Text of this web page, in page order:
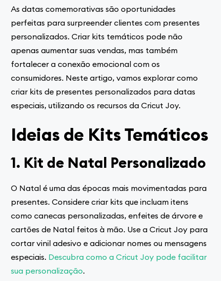
As datas comemorativas são oportunidades
perfeitas para surpreender clientes com presentes
personalizados. Criar kits temáticos pode não
apenas aumentar suas vendas, mas também
fortalecer a conexão emocional com os
consumidores. Neste artigo, vamos explorar como
criar kits de presentes personalizados para datas
especiais, utilizando os recursos da Cricut Joy.
Ideias de Kits Temáticos
1. Kit de Natal Personalizado
O Natal é uma das épocas mais movimentadas para
presentes. Considere criar kits que incluam itens
como canecas personalizadas, enfeites de árvore e
cartões de Natal feitos à mão. Use a Cricut Joy para
cortar vinil adesivo e adicionar nomes ou mensagens
especiais. Descubra como a Cricut Joy pode facilitar
sua personalização.